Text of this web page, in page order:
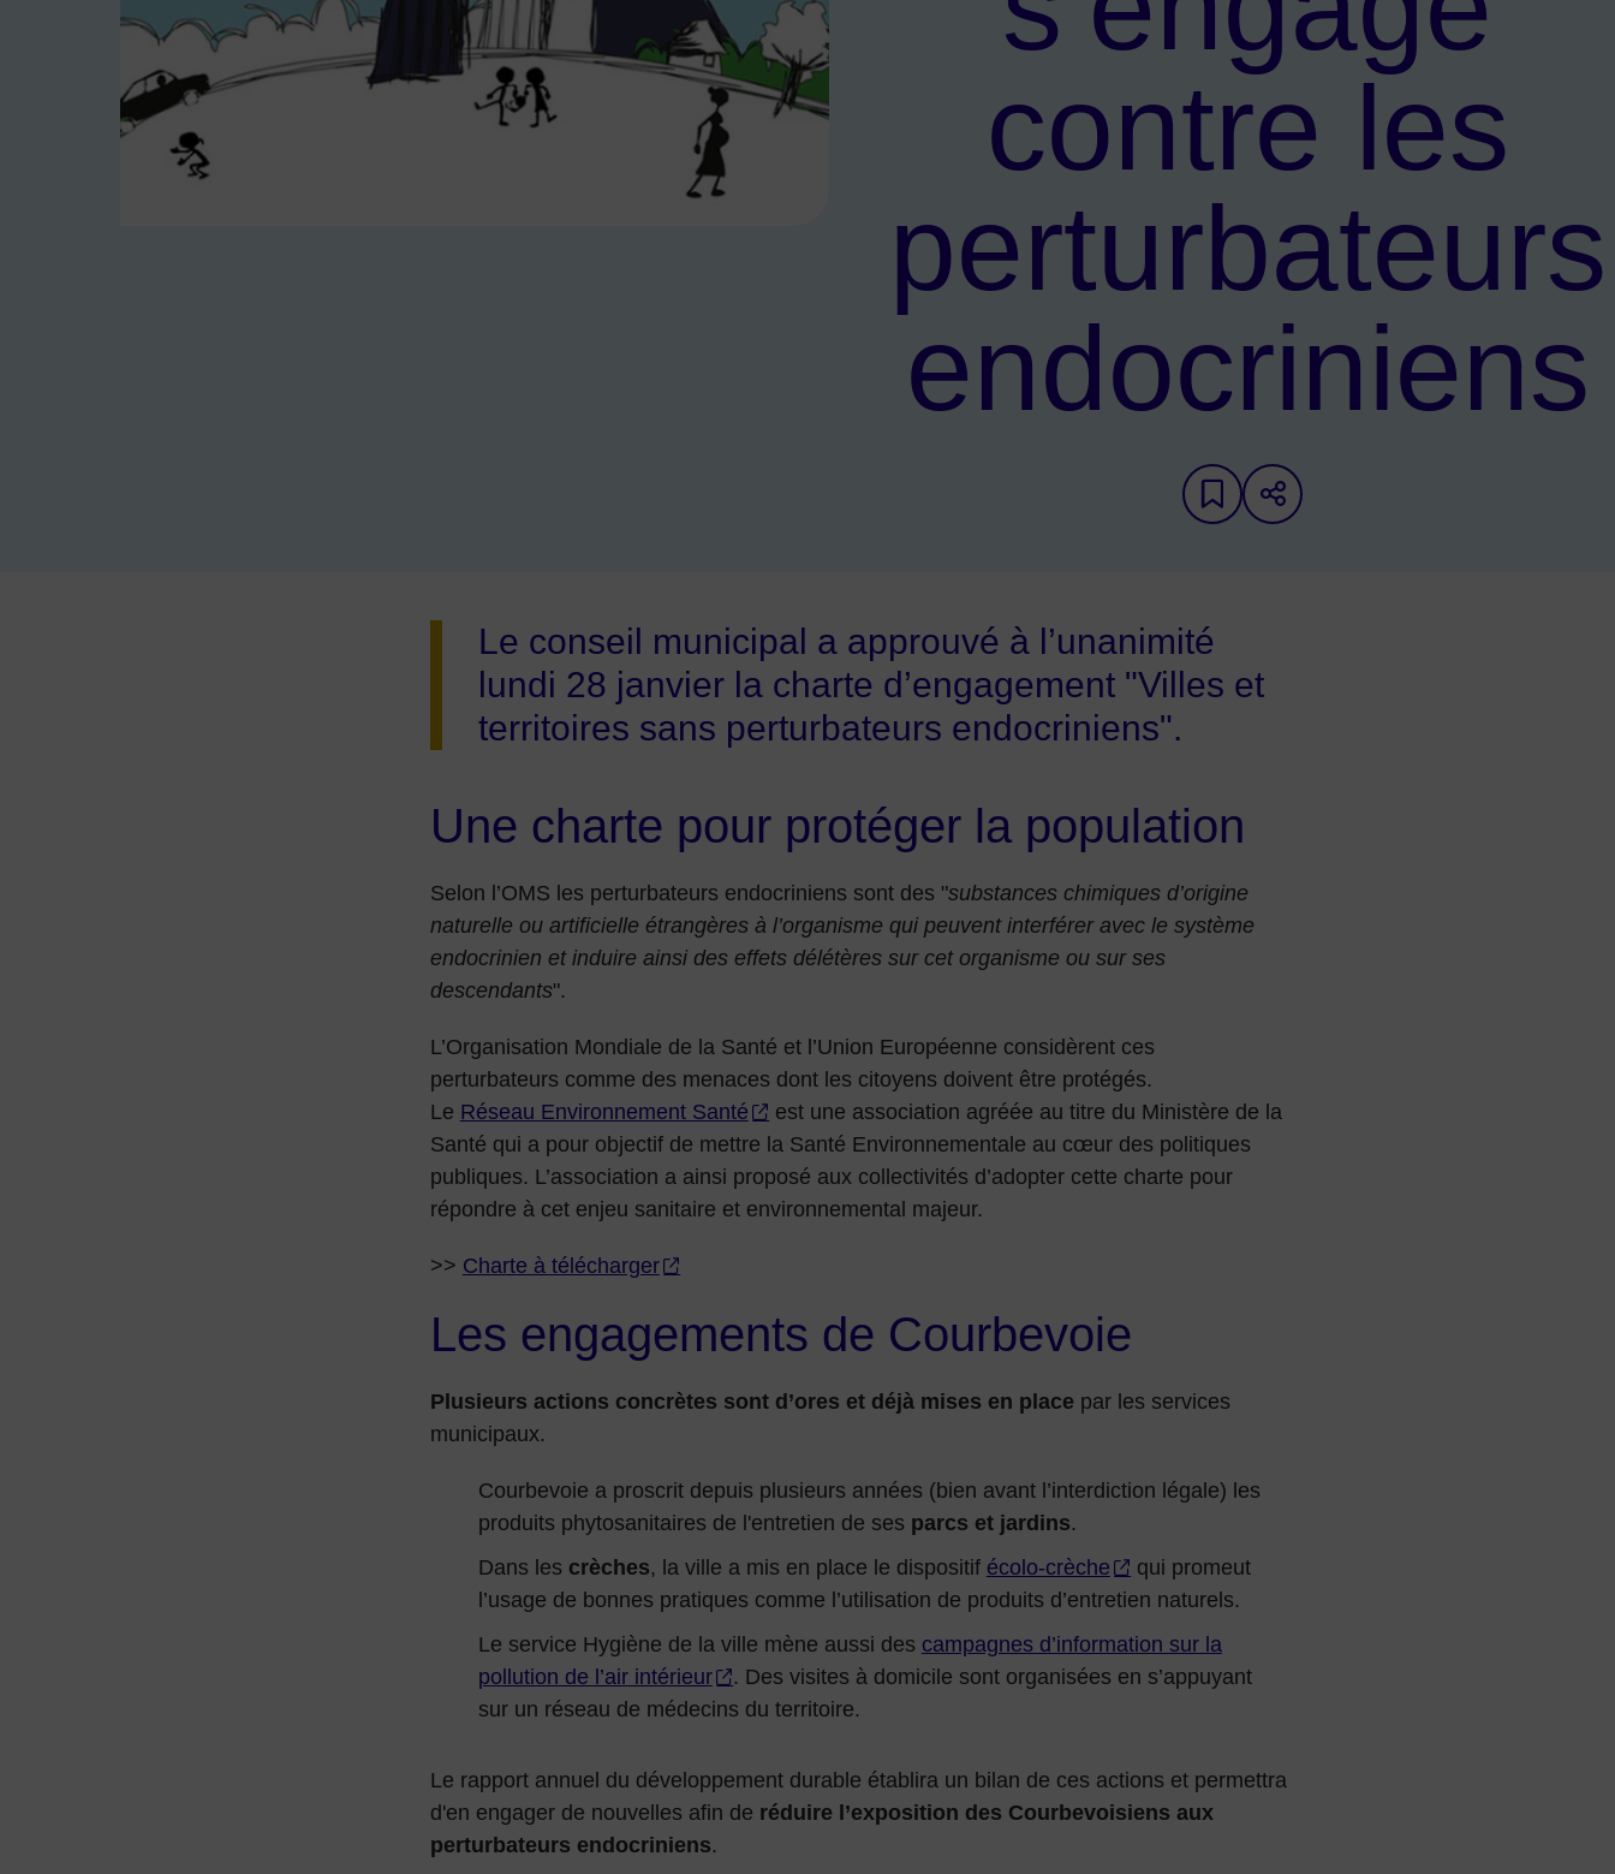
contre les
perturbateurs
endocriniens
Ajouter aux favoris
Partager sur les réseaux
Le conseil municipal a approuvé à l’unanimité
lundi 28 janvier la charte d’engagement "Villes et
territoires sans perturbateurs endocriniens".
Une charte pour protéger la population
Selon l’OMS les perturbateurs endocriniens sont des "substances chimiques d’origine
naturelle ou artificielle étrangères à l’organisme qui peuvent interférer avec le système
endocrinien et induire ainsi des effets délétères sur cet organisme ou sur ses
descendants".
L’Organisation Mondiale de la Santé et l’Union Européenne considèrent ces
perturbateurs comme des menaces dont les citoyens doivent être protégés.
Le Réseau Environnement Santé
est une association agréée au titre du Ministère de la
Santé qui a pour objectif de mettre la Santé Environnementale au cœur des politiques
publiques. L’association a ainsi proposé aux collectivités d’adopter cette charte pour
répondre à cet enjeu sanitaire et environnemental majeur.
>> Charte à télécharger
Les engagements de Courbevoie
Plusieurs actions concrètes sont d’ores et déjà mises en place par les services
municipaux.
Courbevoie a proscrit depuis plusieurs années (bien avant l’interdiction légale) les
produits phytosanitaires de l'entretien de ses parcs et jardins.
Dans les crèches, la ville a mis en place le dispositif écolo-crèche
qui promeut
l’usage de bonnes pratiques comme l’utilisation de produits d’entretien naturels.
Le service Hygiène de la ville mène aussi des campagnes d’information sur la
pollution de l’air intérieur
. Des visites à domicile sont organisées en s’appuyant
sur un réseau de médecins du territoire.
Le rapport annuel du développement durable établira un bilan de ces actions et permettra
d'en engager de nouvelles afin de réduire l’exposition des Courbevoisiens aux
perturbateurs endocriniens.